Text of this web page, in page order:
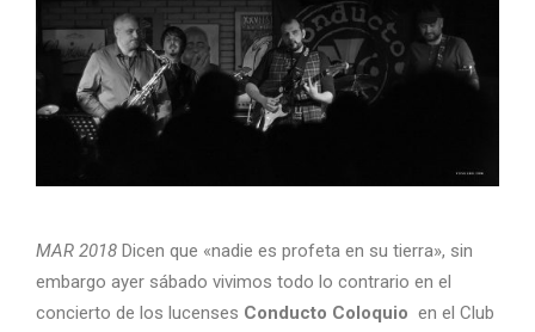
MAR 2018 Dicen que «nadie es profeta en su tierra», sin
embargo ayer sábado vivimos todo lo contrario en el
concierto de los lucenses Conducto Coloquio en el Club